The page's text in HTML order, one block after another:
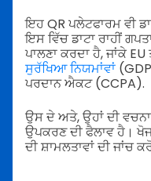
ਇਹ QR ਪਲੇਟਫਾਰਮ ਵੀ
ਇਸ ਵਿੱਚ ਡਾਟਾ ਰਾਹੀਂ
ਪਾਲਣਾ ਕਰਦਾ ਹੈ, ਜਾਂਕੇ
ਸੁਰੱਖਿਆ ਨਿਯਮਾਂਵਾਂ
ਪਰਦਾਨ ਐਕਟ (CCPA).
ਉਸ ਦੇ ਅਤੇ, ਉਹਾਂ ਦੀ
ਉਪਕਰਣ ਦੀ ਫੈਲਾਵ ਹੈ।
ਦੀ ਸ਼ਾਮਲਤਾਵਾਂ ਦੀ ਜਾਂਚ